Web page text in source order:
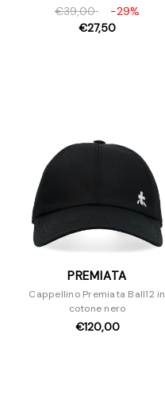
€39,00
-29%
€27,50
PREMIATA
Cappellino Premiata Ball12 in
cotone nero
€120,00